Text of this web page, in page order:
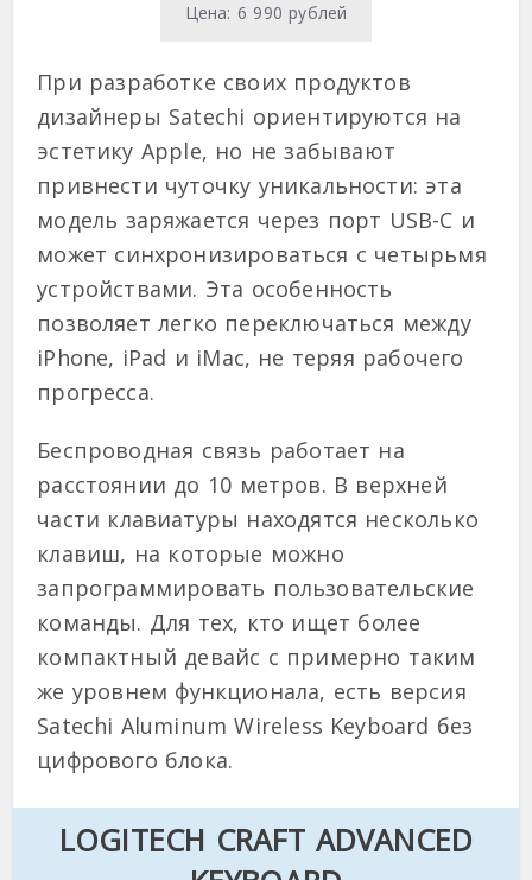
Цена: 6 990 рублей
При разработке своих продуктов
дизайнеры Satechi ориентируются на
эстетику Apple, но не забывают
привнести чуточку уникальности: эта
модель заряжается через порт USB-C и
может синхронизироваться с четырьмя
устройствами. Эта особенность
позволяет легко переключаться между
iPhone, iPad и iMac, не теряя рабочего
прогресса.
Беспроводная связь работает на
расстоянии до 10 метров. В верхней
части клавиатуры находятся несколько
клавиш, на которые можно
запрограммировать пользовательские
команды. Для тех, кто ищет более
компактный девайс с примерно таким
же уровнем функционала, есть версия
Satechi Aluminum Wireless Keyboard без
цифрового блока.
LOGITECH CRAFT ADVANCED